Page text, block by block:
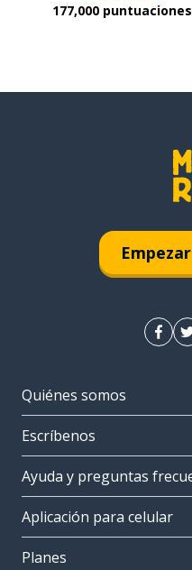
177,000 puntuaciones
Quiénes somos
Escríbenos
Ayuda y preguntas
Aplicación para celular
Planes